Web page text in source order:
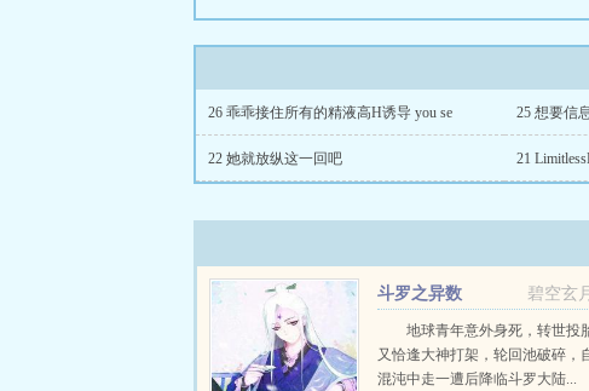
26 乖乖接住所有的精液高H诱导 you se 25 想要信
22 她就放纵这一回吧 21
碧空玄月
斗罗之异数
地球青年意外身死，转世投
又恰逢大神打架，轮回池破碎，
混沌中走一遭后降临斗罗大陆...